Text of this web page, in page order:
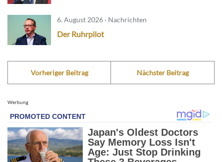
6. August 2026 · Nachrichten
Der Ruhrpilot
Vorheriger Beitrag Nächster Beitrag
Werbung